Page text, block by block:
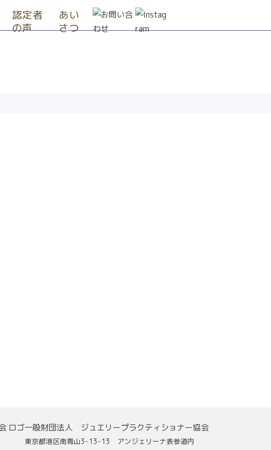
認定者
の声
あい
さつ
一般財団法人 ジュエリープラクティショナー協会
東京都港区南青山3-13-13 アンジェリーナ表参道内